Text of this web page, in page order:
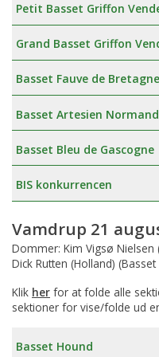
Petit Basset Griffon
Grand Basset Griffon
Basset Fauve de Bretagne
Basset Artesien Normand
Basset Bleu de Gascogne
BIS konkurrencen
Vamdrup 21
Dommer: Kim Vigsø Nielsen
Dick Rutten (Holland)
Klik her for at folde alle
sektioner for vise/folde ud
Basset Hound